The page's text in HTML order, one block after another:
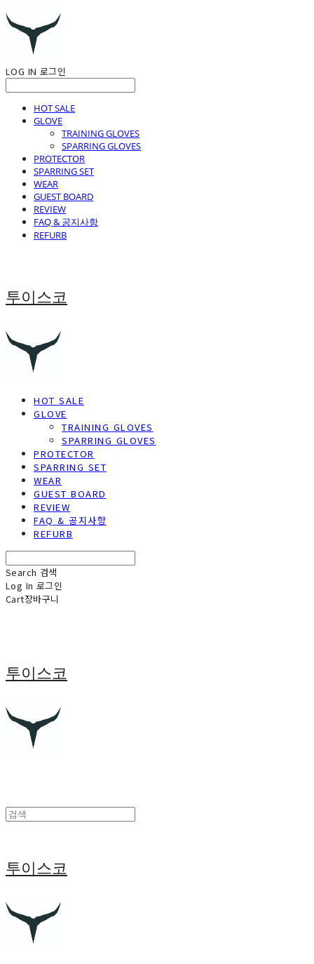
LOG IN 로그인
HOT SALE
GLOVE
TRAINING GLOVES
SPARRING GLOVES
PROTECTOR
SPARRING SET
WEAR
GUEST BOARD
REVIEW
FAQ & 공지사항
REFURB
투이스코
HOT SALE
GLOVE
TRAINING GLOVES
SPARRING GLOVES
PROTECTOR
SPARRING SET
WEAR
GUEST BOARD
REVIEW
FAQ & 공지사항
REFURB
Search 검색
Log In 로그인
Cart장바구니
투이스코
투이스코